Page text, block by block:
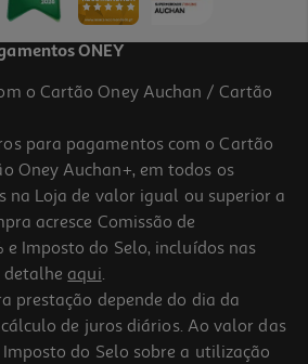
ONEY
o Cartão Oney Auchan / Cartão
para pagamentos com o Cartão
Oney Auchan+, em todos os
na Loja de valor igual ou superior a
acresce Comissão de
e Imposto do Selo, incluídos nas
detalhe aqui.
prestação depende do dia da
de juros diários. Ao valor das
Imposto do Selo sobre a utilização